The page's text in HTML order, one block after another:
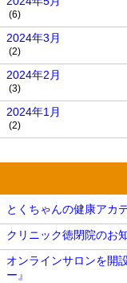
(6)
2024年3月
(2)
2024年2月
(3)
2024年1月
(2)
とくちゃんの健康アカ
クリニック徳閉院のお
オンラインサロンを開
ー』